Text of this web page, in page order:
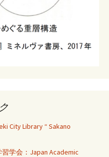
City Library “ Sakano
学会：Japan Academic